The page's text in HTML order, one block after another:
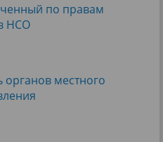
по правам
НСО
органов местного